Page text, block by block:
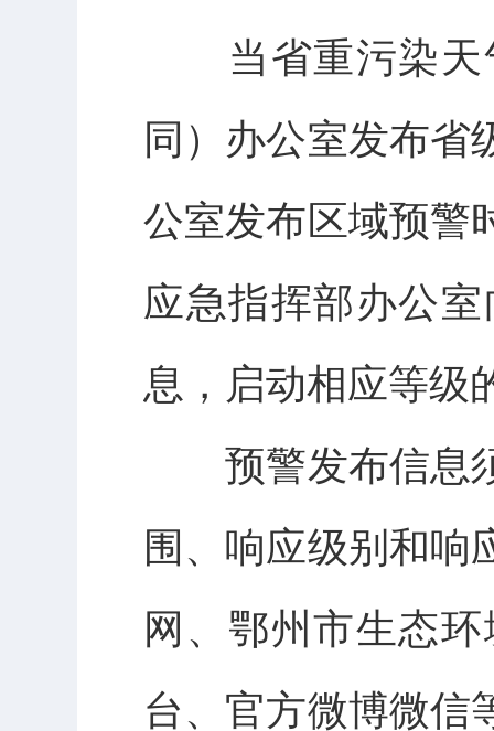
当省重污染天
同）办公室发布省
公室发布区域预警
应急指挥部办公
息，启动相应等级
预警发布信息须
围、响应级别和响
网、鄂州市生态
台、官方微博微信